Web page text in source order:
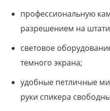
профессиональную
разрешением на
световое
темного экрана;
удобные петличные
руки спикера